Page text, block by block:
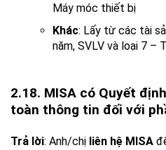
Máy móc thiết bị
Khác: Lấy từ các tài
năm, SVLV và loại 7 –
2.18. MISA có Quyết
toàn thông tin đối với
Trả lời: Anh/chị liên hệ MISA